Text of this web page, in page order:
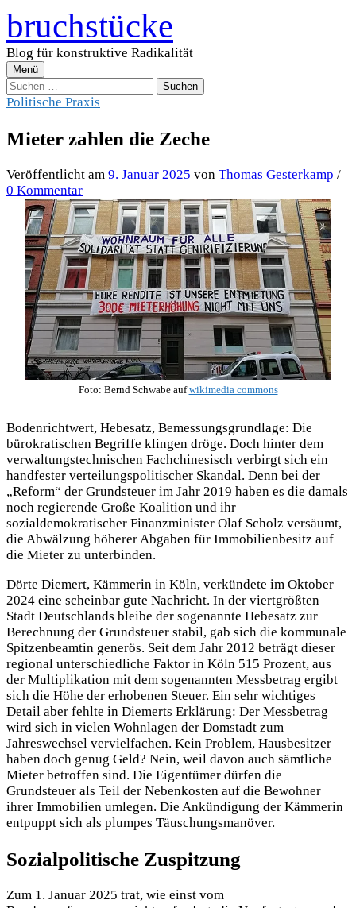
Zum
Inhalt
überspringen
bruchstücke
Blog für konstruktive Radikalität
Menü
Suchen
nach:
Politische Praxis
Mieter zahlen die Zeche
Veröffentlicht am 9. Januar 2025 von Thomas Gesterkamp /
0 Kommentar
Foto: Bernd Schwabe aufwikimedia commons
Bodenrichtwert, Hebesatz, Bemessungsgrundlage: Die
bürokratischen Begriffe klingen dröge. Doch hinter dem
verwaltungstechnischen Fachchinesisch verbirgt sich ein
handfester verteilungspolitischer Skandal. Denn bei der
„Reform“ der Grundsteuer im Jahr 2019 haben es die damals
noch regierende Große Koalition und ihr
sozialdemokratischer Finanzminister Olaf Scholz versäumt,
die Abwälzung höherer Abgaben für Immobilienbesitz auf
die Mieter zu unterbinden.
Dörte Diemert, Kämmerin in Köln, verkündete im Oktober
2024 eine scheinbar gute Nachricht. In der viertgrößten
Stadt Deutschlands bleibe der sogenannte Hebesatz zur
Berechnung der Grundsteuer stabil, gab sich die kommunale
Spitzenbeamtin generös. Seit dem Jahr 2012 beträgt dieser
regional unterschiedliche Faktor in Köln 515 Prozent, aus
der Multiplikation mit dem sogenannten Messbetrag ergibt
sich die Höhe der erhobenen Steuer. Ein sehr wichtiges
Detail aber fehlte in Diemerts Erklärung: Der Messbetrag
wird sich in vielen Wohnlagen der Domstadt zum
Jahreswechsel vervielfachen. Kein Problem, Hausbesitzer
haben doch genug Geld? Nein, weil davon auch sämtliche
Mieter betroffen sind. Die Eigentümer dürfen die
Grundsteuer als Teil der Nebenkosten auf die Bewohner
ihrer Immobilien umlegen. Die Ankündigung der Kämmerin
entpuppt sich als plumpes Täuschungsmanöver.
Sozialpolitische Zuspitzung
Zum 1. Januar 2025 trat, wie einst vom